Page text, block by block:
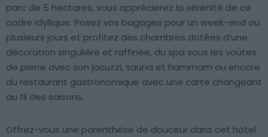
parc de 5 hectares, vous apprécierez la sérénité de ce
cadre idyllique. Posez vos bagages pour un week-end ou
plusieurs jours et profitez des chambres dotées d’une
décoration singulière et raffinée, du spa sous les voûtes
de pierre avec son jacuzzi, sauna et hammam ou encore
du restaurant gastronomique avec une carte changeant
au fil des saisons.
Offrez-vous une parenthèse de douceur dans cet hôtel